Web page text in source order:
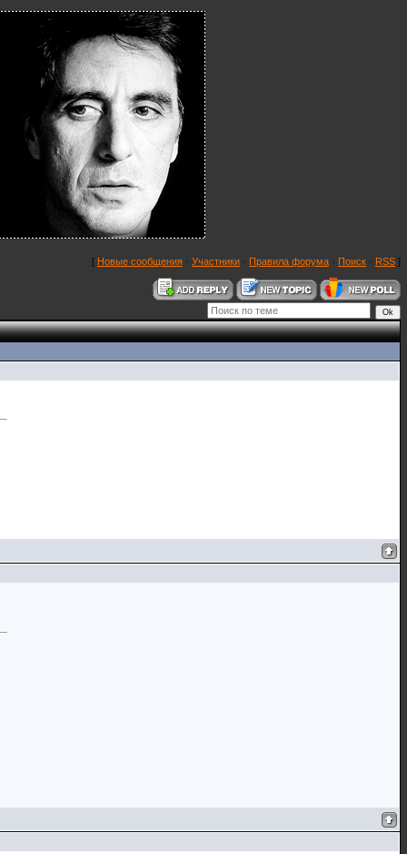
[ Новые сообщения · Участники · Правила форума · Поиск · RSS ]